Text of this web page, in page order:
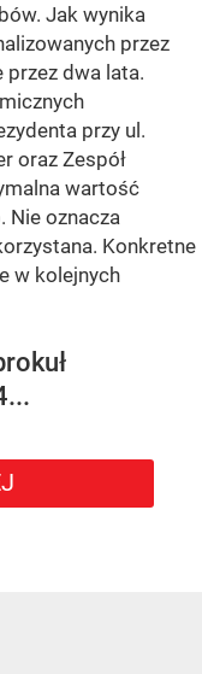
Jak wynika
przez
przez dwa lata.
przy ul.
oraz Zespół
wartość
Nie oznacza
Konkretne
w kolejnych